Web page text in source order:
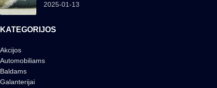
2025-01-13
KATEGORIJOS
Akcijos
Automobiliams
Baldams
Galanterijai